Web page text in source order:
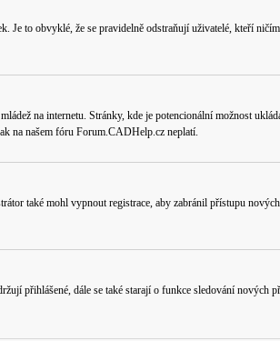
to obvyklé, že se pravidelně odstraňují uživatelé, kteří
na internetu. Stránky, kde je potencionální možnost
na našem fóru Forum.CADHelp.cz neplatí.
také mohl vypnout registrace, aby zabránil přístupu
přihlášené, dále se také starají o funkce sledování nových